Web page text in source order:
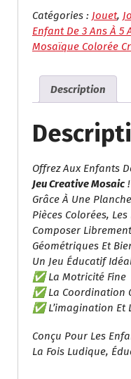
Créatif
–
Mosaïque
Creative
Mosaic
Catégories : Jouet,
Enfant De 3 Ans À 5
Mosaïque Colorée
Description
Offrez Aux Enfants
Jeu Creative Mosaic !
Grâce À Une
Pièces Colorées,
Composer
Géométriques Et
Un Jeu Éducatif
✅ La Motricité Fine
✅ La Coordination
✅ L’imagination Et
Conçu Pour Les
La Fois Ludique,